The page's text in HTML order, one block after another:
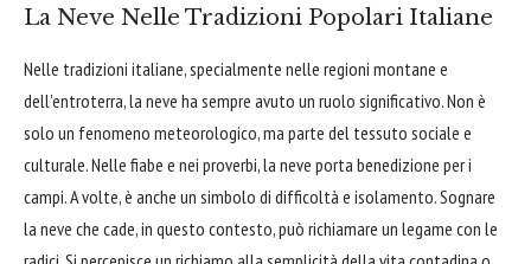
La Neve Nelle Tradizioni Popolari Italiane
Nelle tradizioni italiane, specialmente nelle regioni montane e
dell'entroterra, la neve ha sempre avuto un ruolo significativo. Non è
solo un fenomeno meteorologico, ma parte del tessuto sociale e
culturale. Nelle fiabe e nei proverbi, la neve porta benedizione per i
campi. A volte, è anche un simbolo di difficoltà e isolamento. Sognare
la neve che cade, in questo contesto, può richiamare un legame con le